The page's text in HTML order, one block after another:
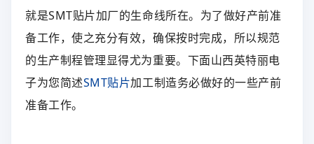
就是SMT贴片加厂的生命线所在。为了做好产前准
备工作，使之充分有效，确保按时完成，所以规范
的生产制程管理显得尤为重要。下面山西英特丽电
子为您简述SMT贴片加工制造务必做好的一些产前
准备工作。